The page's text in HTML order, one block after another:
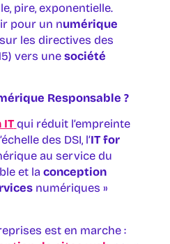
pire, exponentielle.
pour un numérique
les directives des
vers une société
Responsable ?
IT qui réduit l’empreinte
des DSI, l’IT for
au service du
et la conception
numériques »
est en marche :